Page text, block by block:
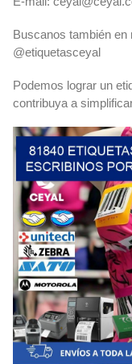
Buscanos también
@etiquetasceyal
Podemos lograr un
contribuya a